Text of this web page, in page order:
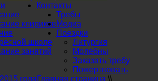
клириков
школе
занятий
Контакты
Требы
Литургия
Молебны
Заказать требу
Пожертвовать
Медиа
года
Поездки
Главная страница \\